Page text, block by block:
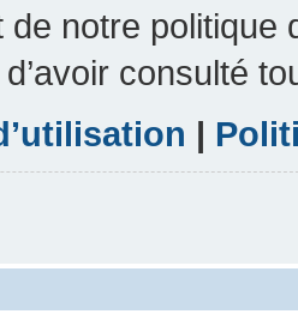
de notre
consulté
|